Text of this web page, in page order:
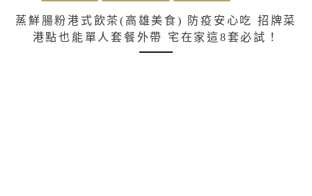
蒸鮮腸粉港式飲茶(高雄美食) 防疫安心吃 招牌菜
港點也能單人套餐外帶 宅在家這8套必試！